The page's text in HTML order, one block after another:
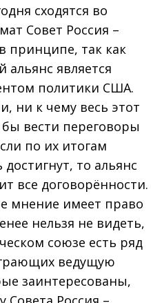
сходятся во
Совет Россия –
принципе, так как
альянс является
политики США.
ни к чему весь этот
вести переговоры
по их итогам
то альянс
все договорённости.
мнение имеет право
нельзя не видеть,
союзе есть ряд
ведущую
заинтересованы,